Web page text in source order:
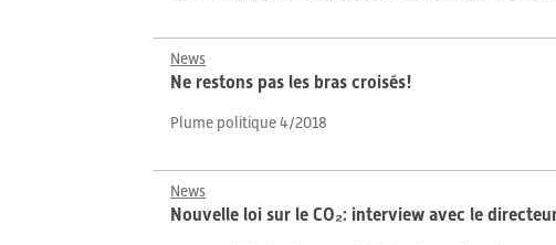
News
Ne restons pas les bras croisés!
Plume politique 4/2018
News
Nouvelle loi sur le CO₂: interview avec le